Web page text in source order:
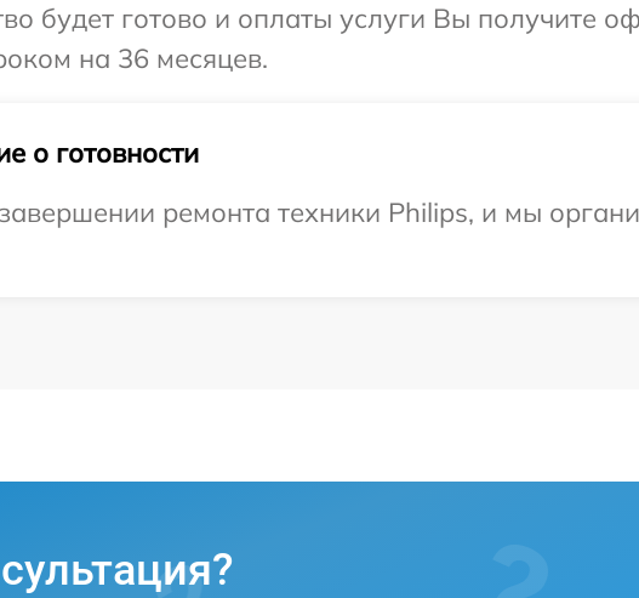
будет готово и оплаты услуги Вы получите
на 36 месяцев.
о готовности
ремонта техники Philips, и мы